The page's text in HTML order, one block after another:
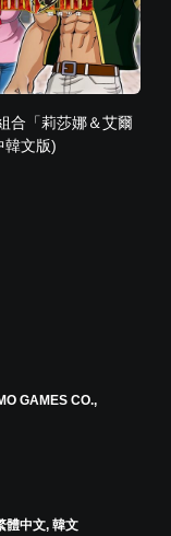
合「莉莎娜＆艾爾
韓文版)
GAMES CO.,
體中文, 韓文